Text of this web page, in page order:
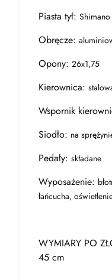
Piasta tył:
Obręcze:
Opony: 26x1,75
Kierownica:
Wspornik
Siodło: na
Pedały: składane
Wyposażenie:
łańcucha,
WYMIARY PO
45 cm